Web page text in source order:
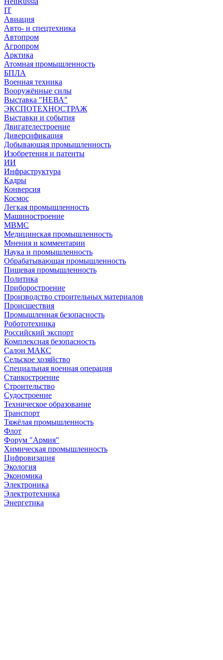
IT
Авиация
Авто- и спецтехника
Автопром
Агропром
Арктика
Атомная промышленность
БПЛА
Военная техника
Вооружённые силы
Выставка "НЕВА"
ЭКСПОТЕХНОСТРАЖ
Выставки и события
Двигателестроение
Диверсификация
Добывающая промышленность
Изобретения и патенты
ИИ
Инфраструктура
Кадры
Конверсия
Космос
Легкая промышленность
Машиностроение
МВМС
Медицинская промышленность
Мнения и комментарии
Наука и промышленность
Обрабатывающая промышленность
Пищевая промышленность
Политика
Приборостроение
Производство строительных материалов
Происшествия
Промышленная безопасность
Робототехника
Российский экспорт
Комплексная безопасность
Салон МАКС
Сельское хозяйство
Специальная военная операция
Станкостроение
Строительство
Судостроение
Техническое образование
Транспорт
Тяжёлая промышленность
Флот
Форум "Армия"
Химическая промышленность
Цифровизация
Экология
Экономика
Электроника
Электротехника
Энергетика